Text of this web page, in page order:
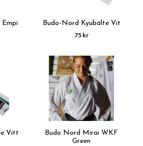
Budo-Nord Kyubälte Vit
75 kr
Vitt
Budo Nord Mirai WKF
Green